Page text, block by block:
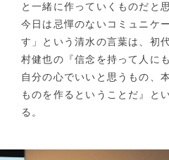
と一緒に作っていくものだと
今日は忌憚のないコミュニケ
す」という清水の言葉は、初
村健也の『信念を持って人に
自分の心でいいと思うもの、
ものを作るということだ』と
る。